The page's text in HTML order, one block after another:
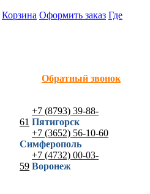
Корзина Оформить заказ Где
Обратный звонок
+7 (8793) 39-88-
61 Пятигорск
+7 (3652) 56-10-60
Симферополь
+7 (4732) 00-03-
59 Воронеж